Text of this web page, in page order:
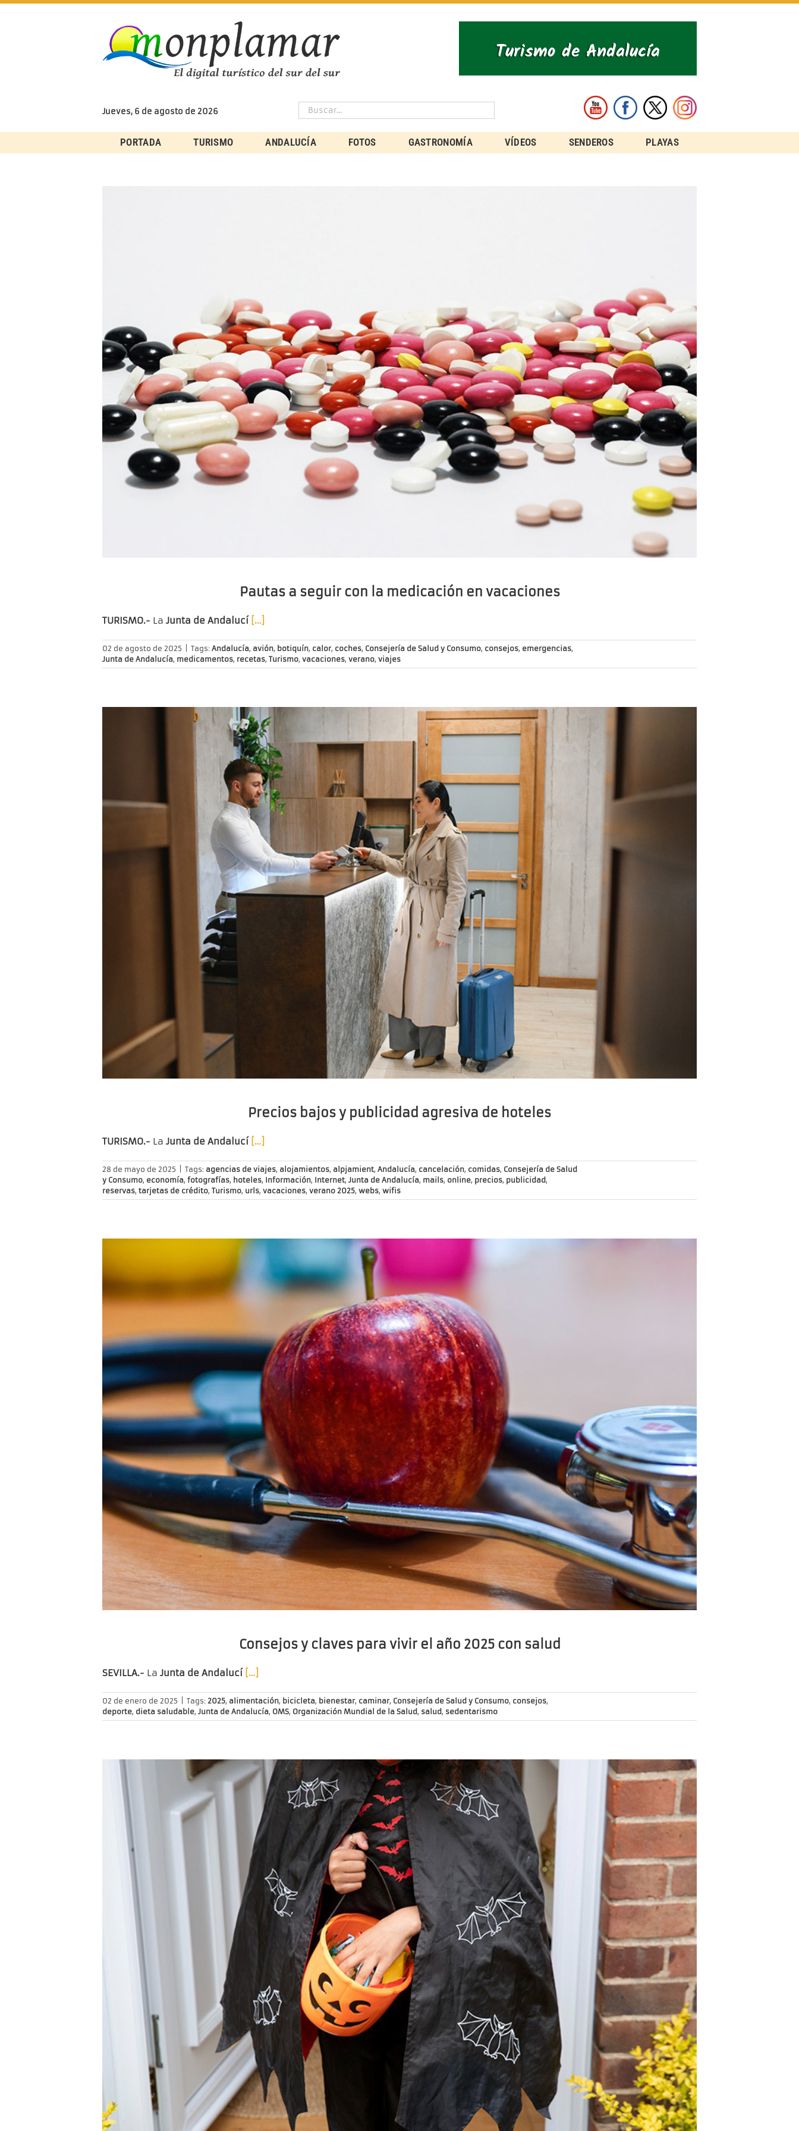
Skip
Jueves, 6 de agosto de 2026
PORTADA TURISMO ANDALUCÍA FOTOS GASTRONOMÍA VÍDEOS SENDEROS PLAYAS
Pautas a seguir con la medicación en vacaciones
TURISMO.- La Junta de Andalucí […]
02 de agosto de 2025 Tags: Andalucía, avión, botiquín, calor, coches, Consejería de Salud y Consumo, consejos, emergencias,
Junta de Andalucía, medicamentos, recetas, Turismo, vacaciones, verano, viajes
Precios bajos y publicidad agresiva de hoteles
TURISMO.- La Junta de Andalucí […]
28 de mayo de 2025 Tags: agencias de viajes, alojamientos, alpjamient, Andalucía, cancelación, comidas, Consejería de Salud
y Consumo, economía, fotografías, hoteles, Información, Internet, Junta de Andalucía, mails, online, precios, publicidad,
reservas, tarjetas de crédito, Turismo, urls, vacaciones, verano 2025, webs, wifis
Consejos y claves para vivir el año 2025 con salud
SEVILLA.- La Junta de Andalucí […]
02 de enero de 2025 Tags: 2025, alimentación, bicicleta, bienestar, caminar, Consejería de Salud y Consumo, consejos,
deporte, dieta saludable, Junta de Andalucía, OMS, Organización Mundial de la Salud, salud, sedentarismo